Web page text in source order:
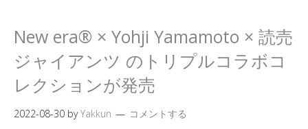
New era® × Yohji Yamamoto × 読売
ジャイアンツ のトリプルコラボコ
レクションが発売
2022-08-30 byYakkun コメントする